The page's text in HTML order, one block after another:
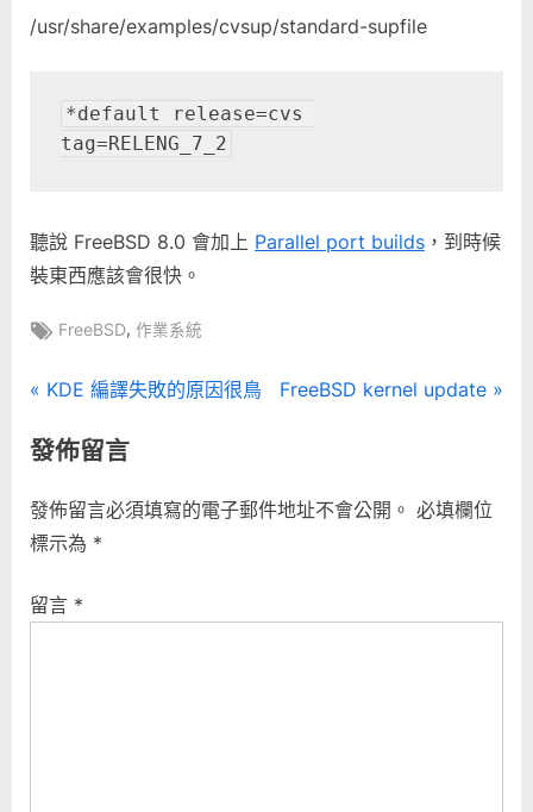
/usr/share/examples/cvsup/standard-supfile
*default release=cvs
聽說 FreeBSD 8.0 會加上 Parallel port builds ，到時候
裝東西應該會很快。
Tags:
FreeBSD,作業系統
文
章
導
覽
P
e
i
o
s
KDE 編譯失敗的原因很鳥
N
P
t
FreeBSD kernel update
發佈留言
發佈留言必須填寫的電子郵件地址不會公開。 必填欄位
標示為 *
留言 *